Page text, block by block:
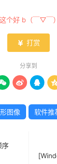
这个好 b（￣▽￣
 打赏
分享到
 
图像 软件推
序